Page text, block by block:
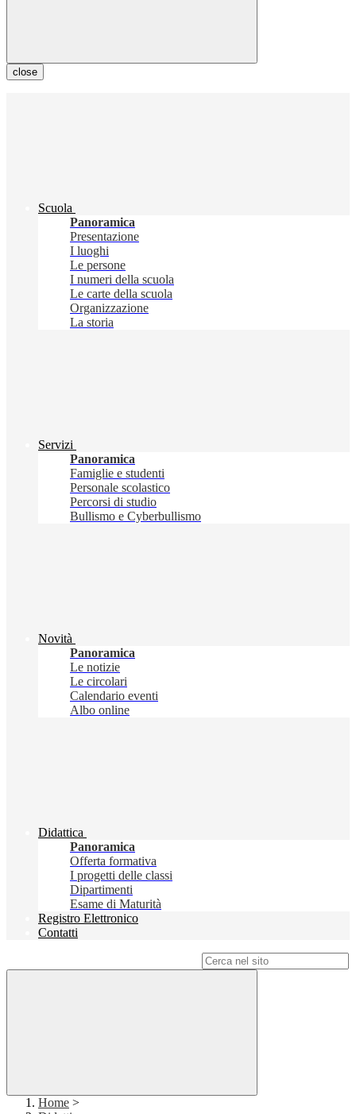
close
Scuola
Panoramica
Presentazione
I luoghi
Le persone
I numeri della scuola
Le carte della scuola
Organizzazione
La storia
Servizi
Panoramica
Famiglie e studenti
Personale scolastico
Percorsi di studio
Bullismo e Cyberbullismo
Novità
Panoramica
Le notizie
Le circolari
Calendario eventi
Albo online
Didattica
Panoramica
Offerta formativa
I progetti delle classi
Dipartimenti
Esame di Maturità
Registro Elettronico
Contatti
Home >